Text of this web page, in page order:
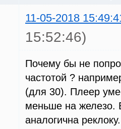
11-05-2018
15:52:46)
Почему бы не
частотой ?
(для 30). Плеер
меньше на железо.
аналогична